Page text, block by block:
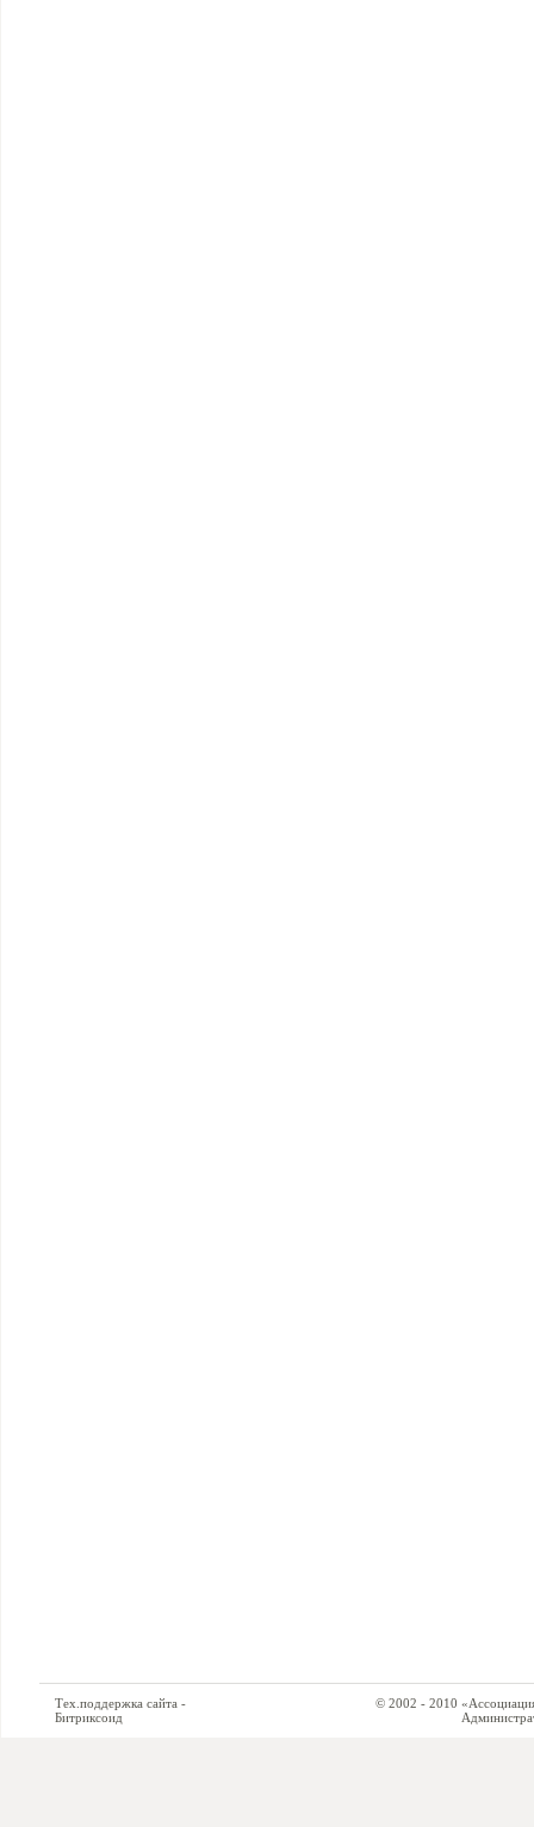
Тех.поддержка сайта -
Битриксоид
© 2002 - 2010 «Ассоциация